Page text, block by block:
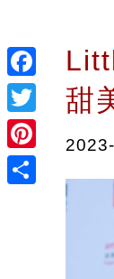
Facebook
Twitter
Pinterest
甜